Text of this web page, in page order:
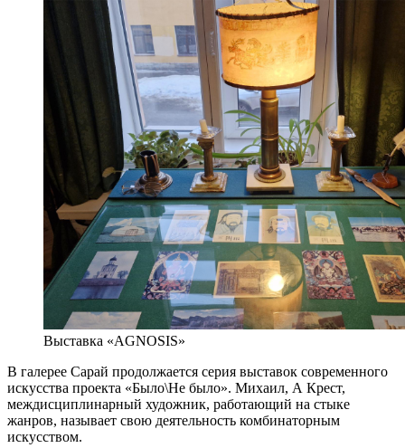
Выставка «AGNOSIS»
В галерее Сарай продолжается серия выставок современного
искусства проекта «Было\Не было». Михаил, А Крест,
междисциплинарный художник, работающий на стыке
жанров, называет свою деятельность комбинаторным
искусством.